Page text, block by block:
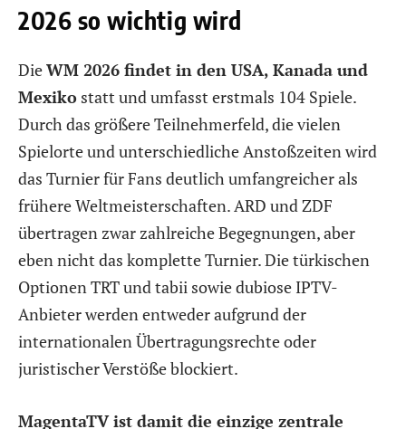
2026 so wichtig wird
DieWM 2026 findet in den USA, Kanada und
Mexiko statt und umfasst erstmals 104 Spiele.
Durch das größere Teilnehmerfeld, die vielen
Spielorte und unterschiedliche Anstoßzeiten wird
das Turnier für Fans deutlich umfangreicher als
frühere Weltmeisterschaften. ARD und ZDF
übertragen zwar zahlreiche Begegnungen, aber
eben nicht das komplette Turnier. Die türkischen
Optionen TRT und tabii sowie dubiose IPTV-
Anbieter werden entweder aufgrund der
internationalen Übertragungsrechte oder
juristischer Verstöße blockiert.
MagentaTV ist damit die einzige zentrale